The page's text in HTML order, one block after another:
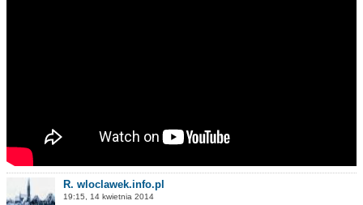
R. wloclawek.info.pl
19:15, 14 kwietnia 2014